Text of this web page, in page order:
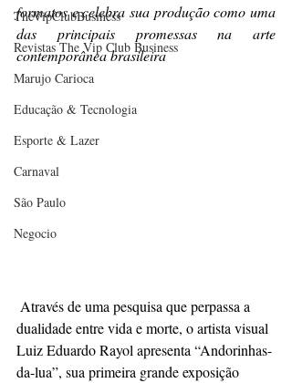
TheVipClubBusiness
Revistas The Vip Club Business
Marujo Carioca
Educação & Tecnologia
Esporte & Lazer
Carnaval
São Paulo
Negocio
formatos e celebra sua produção como uma
das principais promessas na arte
contemporânea brasileira
dualidade entre vida e morte, o artista visual
Luiz Eduardo Rayol apresenta “Andorinhas-
da-lua”, sua primeira grande exposição